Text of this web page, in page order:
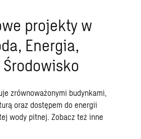
projekty w
Energia,
Środowisko
zrównoważonymi budynkami,
oraz dostępem do energii
wody pitnej.Zobacz też inne